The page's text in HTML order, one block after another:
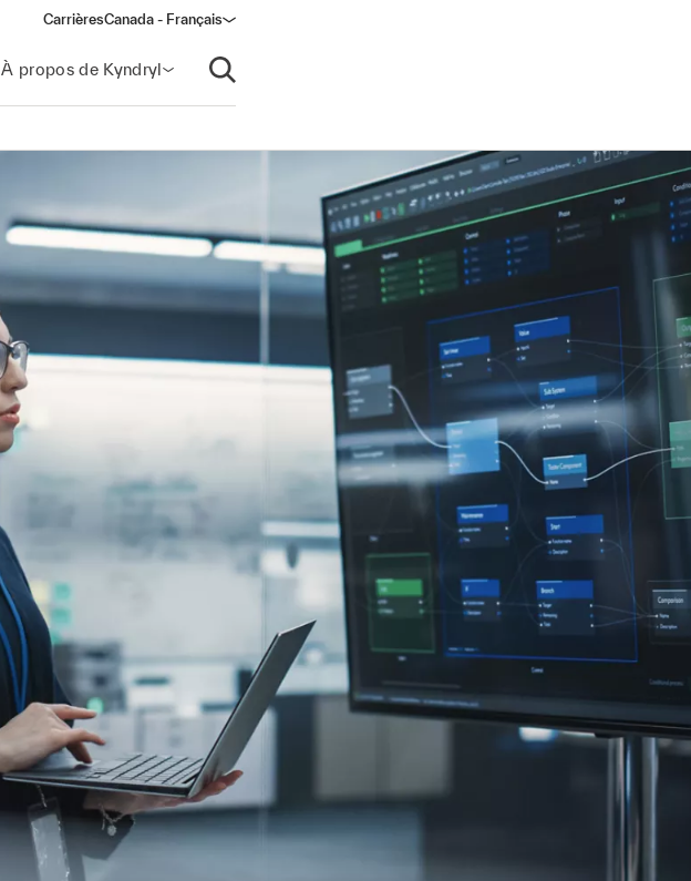
CarrièresCanada - Français
À propos de Kyndryl
Ouvrir la recherche